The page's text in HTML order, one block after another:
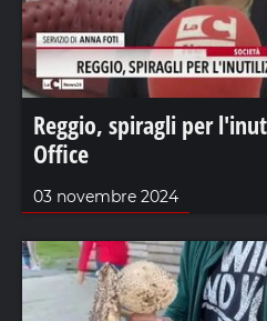
Reggio, spiragli per
Office
03 novembre 2024